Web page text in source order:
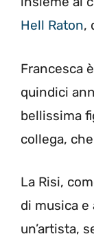
Hell Raton,
Francesca
quindici
bellissima
collega,
La Risi,
di musica
un’artista,